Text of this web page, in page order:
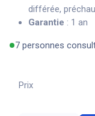
différée,
Garantie : 1 an
7 personnes
Prix